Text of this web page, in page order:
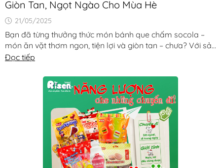
Giòn Tan, Ngọt Ngào Cho Mùa Hè
21/05/2025
Bạn đã từng thưởng thức món bánh que chấm socola –
món ăn vặt thơm ngon, tiện lợi và giòn tan – chưa? Với sản
phẩm Bánh Que Chấm Socola Risen, [...]
Đọc tiếp